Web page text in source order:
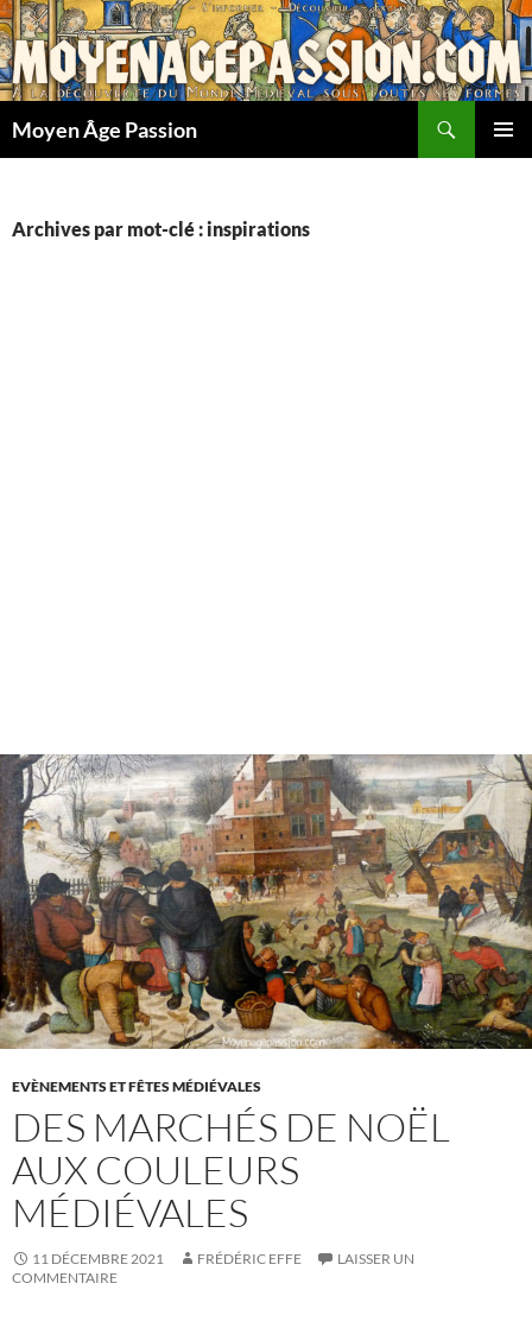
Aller
au
contenu
Moyen Âge Passion
Archives par mot-clé : inspirations
EVÈNEMENTS ET FÊTES MÉDIÉVALES
DES MARCHÉS DE NOËL
AUX COULEURS
MÉDIÉVALES
11 DÉCEMBRE 2021 FRÉDÉRIC EFFE
LAISSER UN
COMMENTAIRE